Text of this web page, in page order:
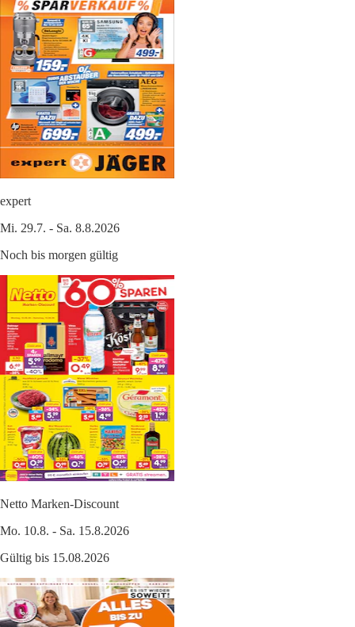
expert
Mi. 29.7. - Sa. 8.8.2026
Noch bis morgen gültig
Netto Marken-Discount
Mo. 10.8. - Sa. 15.8.2026
Gültig bis 15.08.2026